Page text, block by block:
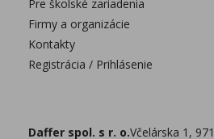
Pre školské zariadenia
Firmy a organizácie
Kontakty
Registrácia / Prihlásenie
Daffer spol. s r. o.Včelárska 1,